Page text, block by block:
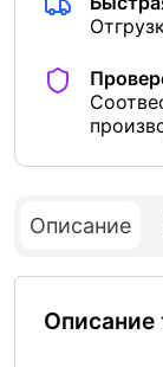
Описание
Описание